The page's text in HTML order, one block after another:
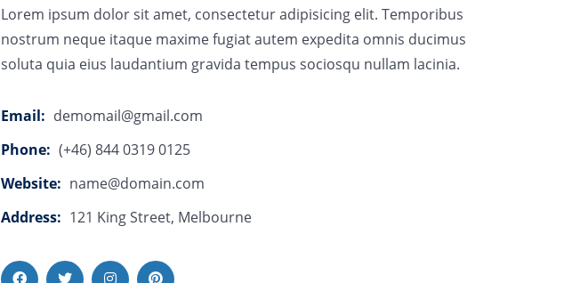
Lorem ipsum dolor sit amet, consectetur adipisicing elit. Temporibus
nostrum neque itaque maxime fugiat autem expedita omnis ducimus
soluta quia eius laudantium gravida tempus sociosqu nullam lacinia.
Email: demomail@gmail.com
Phone: (+46) 844 0319 0125
Website: name@domain.com
Address: 121 King Street, Melbourne